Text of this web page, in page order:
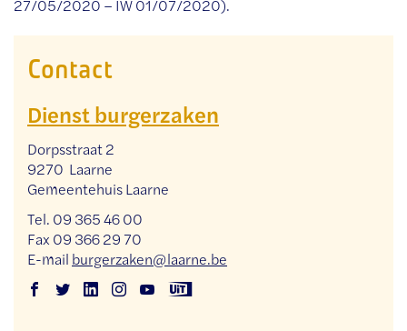
27/05/2020 – IW 01/07/2020).
Contact
Dienst burgerzaken
Adres
Dorpsstraat 2
,9270 Laarne
Gemeentehuis Laarne
Tel. 09 365 46 00
Fax 09 366 29 70
E-
mail
burgerzaken@laarne.be